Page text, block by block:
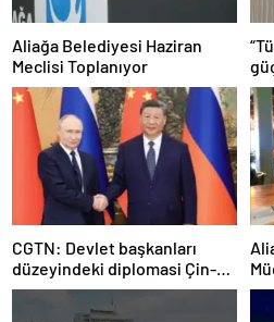
Aliağa Belediyesi Haziran
Meclisi Toplanıyor
CGTN: Devlet başkanları
düzeyindeki diplomasi Çin-
Rusya arasındaki büyüyen
ortaklığı güçlendiriyor